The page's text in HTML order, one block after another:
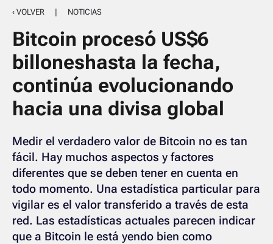
‹ VOLVER | NOTICIAS
Bitcoin procesó US$6
billoneshasta la fecha,
continúa evolucionando
hacia una divisa global
Medir el verdadero valor de Bitcoin no es tan
fácil. Hay muchos aspectos y factores
diferentes que se deben tener en cuenta en
todo momento. Una estadística particular para
vigilar es el valor transferido a través de esta
red. Las estadísticas actuales parecen indicar
que a Bitcoin le está yendo bien como